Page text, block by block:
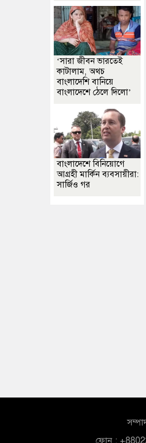
‘সারা জীবন ভারতেই
কাটালাম, অথচ
বাংলাদেশি বানিয়ে
বাংলাদেশে ঠেলে দিলো’
বাংলাদেশে বিনিয়োগে
আগ্রহী মার্কিন ব্যবসায়ীরা:
সার্জিও গর
ফোন :